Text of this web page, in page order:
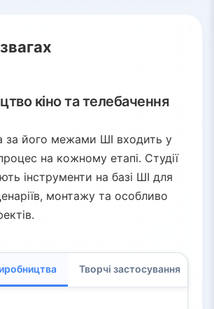
кіно та телебачення
за його межами ШІ входить у
на кожному етапі. Студії
інструменти на базі ШІ для
монтажу та особливо
Творчі застосування